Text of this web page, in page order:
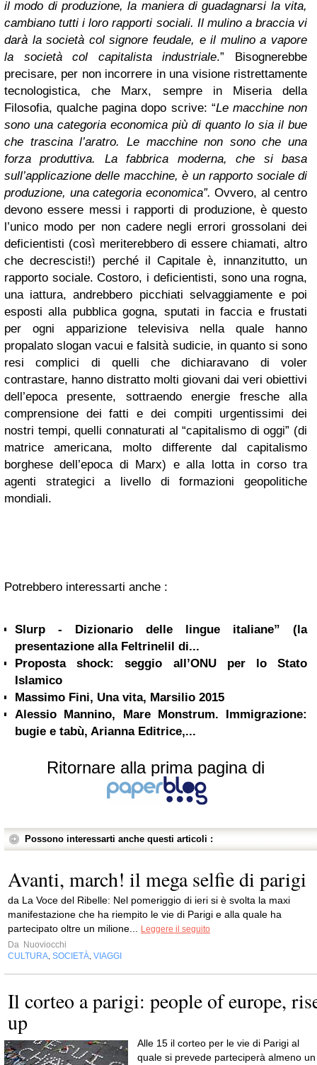
il modo di produzione, la maniera di guadagnarsi la vita,
cambiano tutti i loro rapporti sociali. Il mulino a braccia vi
darà la società col signore feudale, e il mulino a vapore
la società col capitalista industriale.” Bisognerebbe
precisare, per non incorrere in una visione ristrettamente
tecnologistica, che Marx, sempre in Miseria della
Filosofia, qualche pagina dopo scrive: “Le macchine non
sono una categoria economica più di quanto lo sia il bue
che trascina l’aratro. Le macchine non sono che una
forza produttiva. La fabbrica moderna, che si basa
sull’applicazione delle macchine, è un rapporto sociale di
produzione, una categoria economica”. Ovvero, al centro
devono essere messi i rapporti di produzione, è questo
l’unico modo per non cadere negli errori grossolani dei
deficientisti (così meriterebbero di essere chiamati, altro
che decrescisti!) perché il Capitale è, innanzitutto, un
rapporto sociale. Costoro, i deficientisti, sono una rogna,
una iattura, andrebbero picchiati selvaggiamente e poi
esposti alla pubblica gogna, sputati in faccia e frustati
per ogni apparizione televisiva nella quale hanno
propalato slogan vacui e falsità sudicie, in quanto si sono
resi complici di quelli che dichiaravano di voler
contrastare, hanno distratto molti giovani dai veri obiettivi
dell’epoca presente, sottraendo energie fresche alla
comprensione dei fatti e dei compiti urgentissimi dei
nostri tempi, quelli connaturati al “capitalismo di oggi” (di
matrice americana, molto differente dal capitalismo
borghese dell’epoca di Marx) e alla lotta in corso tra
agenti strategici a livello di formazioni geopolitiche
mondiali.
Potrebbero interessarti anche :
Slurp - Dizionario delle lingue italiane” (la
presentazione alla Feltrinelil di...
Proposta shock: seggio all’ONU per lo Stato
Islamico
Massimo Fini, Una vita, Marsilio 2015
Alessio Mannino, Mare Monstrum. Immigrazione:
bugie e tabù, Arianna Editrice,...
Ritornare alla prima pagina di
Possono interessarti anche questi articoli :
Avanti, march! il mega selfie di parigi
da La Voce del Ribelle: Nel pomeriggio di ieri si è svolta la maxi
manifestazione che ha riempito le vie di Parigi e alla quale ha
partecipato oltre un milione...
Leggere il seguito
Da Nuoviocchi
CULTURA SOCIETÀ VIAGGI
Il corteo a parigi: people of europe,
up
Alle 15 il corteo per le vie di Parigi al
quale si prevede parteciperà almeno un